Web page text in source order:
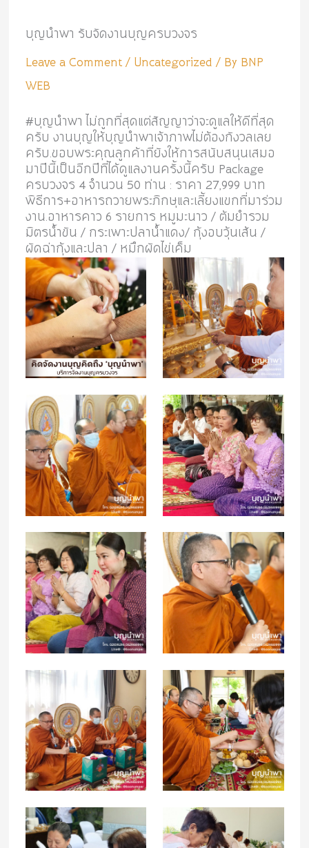
บุญนำพา รับจัดงานบุญครบวงจร
Leave a Comment/Uncategorized/ ByBNP
WEB
#บุญนำพา ไม่ถูกที่สุดแต่สัญญาว่าจะดูแลให้ดีที่สุด
ครับ งานบุญให้บุญนำพาเจ้าภาพไม่ต้องกังวลเลย
ครับ.ขอบพระคุณลูกค้าที่ยังให้การสนับสนุนเสมอ
มาปีนี้เป็นอีกปีที่ได้ดูแลงานครั้งนี้ครับ Package
ครบวงจร 4 จำนวน 50 ท่าน : ราคา 27,999 บาท
พิธีการ+อาหารถวายพระภิกษุและเลี้ยงแขกที่มาร่วม
งาน.อาหารคาว 6 รายการ หมูมะนาว / ต้มยำรวม
มิตรน้ำขัน / กระเพาะปลาน้ำแดง/ กุ้งอบวุ้นเส้น /
ผัดฉ่ากุ้งและปลา / หมึกผัดไข่เค็ม